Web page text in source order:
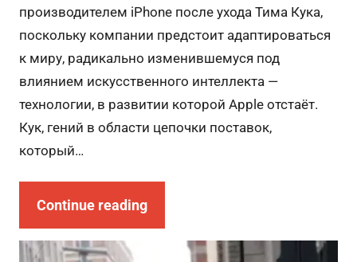
производителем iPhone после ухода Тима Кука,
поскольку компании предстоит адаптироваться
к миру, радикально изменившемуся под
влиянием искусственного интеллекта —
технологии, в развитии которой Apple отстаёт.
Кук, гений в области цепочки поставок,
который…
Continue reading